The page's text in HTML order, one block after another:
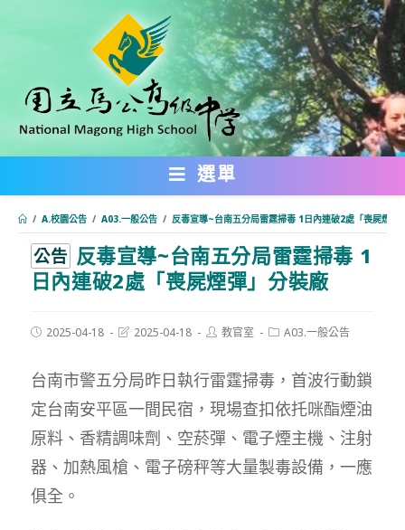
內
選單
/ A.校園公告 / A03.一般公告 / 反毒宣導~台南五分局雷霆掃毒 1日內連破2處「喪屍煙彈
公告 反毒宣導~台南五分局雷霆掃毒 1
日內連破2處「喪屍煙彈」分裝廠
Post2025-04-18
Post2025-04-18
Post教官室
PostA03.一般公告
台南市警五分局昨日執行雷霆掃毒，首波行動鎖
定台南安平區一間民宿，現場查扣依托咪酯煙油
原料、香精調味劑、空菸彈、電子煙主機、注射
器、加熱風槍、電子磅秤等大量製毒設備，一應
俱全。